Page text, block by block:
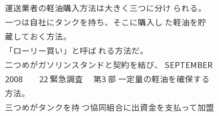
運送業者の軽油購入方法は大きく三つに分け られる。
一つは自社にタンクを持ち、そこに購入し た軽油を貯
蔵しておく方法。
「ローリー買い」と呼ば れる方法だ。
二つめがガソリンスタンドと契約を結び、 SEPTEMBER
2008 22 緊急調査 第3 部 一定量の軽油を確保する
方法。
三つめがタンクを持 つ協同組合に出資金を支払って加盟